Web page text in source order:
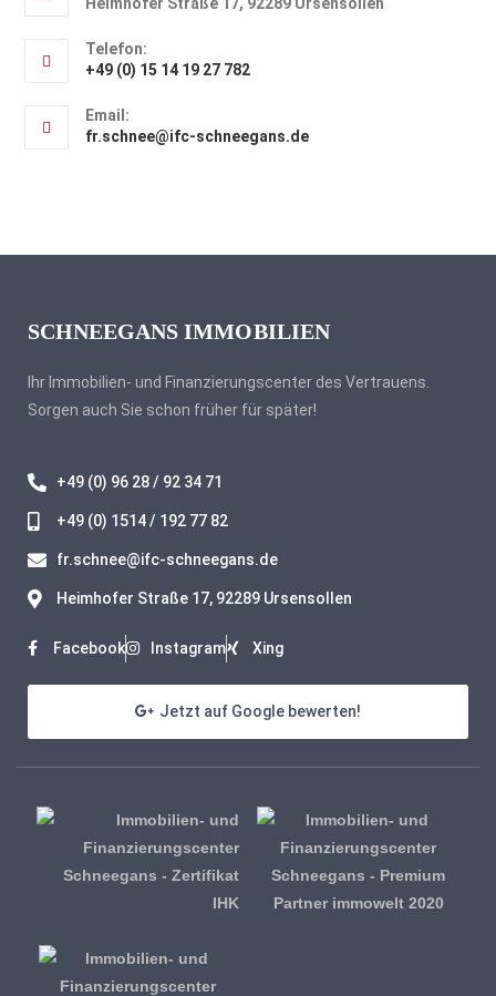
Telefon:
+49 (0) 15 14 19 27 782
Email:
fr.schnee@ifc-schneegans.de
SCHNEEGANS IMMOBILIEN
Ihr Immobilien- und Finanzierungscenter des Vertrauens.
Sorgen auch Sie schon früher für später!
+49 (0) 96 28 / 92 34 71
+49 (0) 1514 / 192 77 82
fr.schnee@ifc-schneegans.de
Heimhofer Straße 17, 92289 Ursensollen
Facebook Instagram Xing
Jetzt auf Google bewerten!